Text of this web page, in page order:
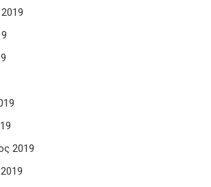
2019